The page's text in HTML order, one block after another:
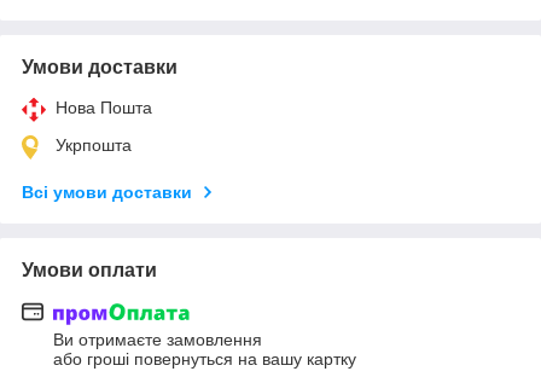
Умови доставки
Нова Пошта
Укрпошта
Всі умови доставки
Умови оплати
Ви отримаєте замовлення
або гроші повернуться на вашу картку